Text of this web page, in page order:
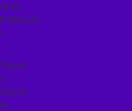
a.m.
a.m.
p.m.
a.m.